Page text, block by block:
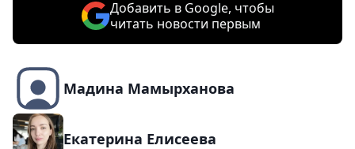
Добавить в Google, чтобы
читать новости первым
Мадина Мамырханова
Екатерина Елисеева